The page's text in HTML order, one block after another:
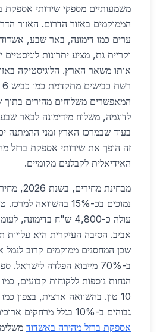
משמעותיים מספקי שירותי אספקת
הממוקמים באזור הדרום. האזור
ערים כמו דימונה, באר שבע,
וקריית גת, מציע יתרונות לוגיסטיים
אותו משאר הארץ. הלוגיסטיקה
המאפשרים משלוחים מהירים בתוך
לדוגמה, משלוח מידימונה לבאר
בעוד שבמרכז הארץ זמני ההמתנה
זה הופך את שירותי אספקת ברזל
האידיאלית לקבלנים מקומיים.
מבחינת
נמוכים בכ-15% בהשוואה
אביב. הסיבה העיקרית היא עלויות
שכן המחסנים ממוקמים קרוב
ב-70% מייבוא הפלדה
10 טון. בהשוואה ארצית, בצפון
גבוהים ב-10% בגלל מרחקים ארוכים יותר.
אספקת ברזל מהירה באשדוד